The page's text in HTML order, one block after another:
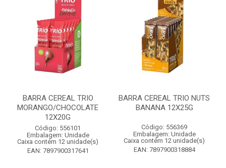
BARRA CEREAL TRIO
MORANGO/CHOCOLATE
12X20G
Código: 556101
Embalagem: Unidade
Caixa contém 12 unidade(s)
EAN: 7897900317641
BARRA CEREAL TRIO NUTS
BANANA 12X25G
Código: 556369
Embalagem: Unidade
Caixa contém 12 unidade(s)
EAN: 7897900318884